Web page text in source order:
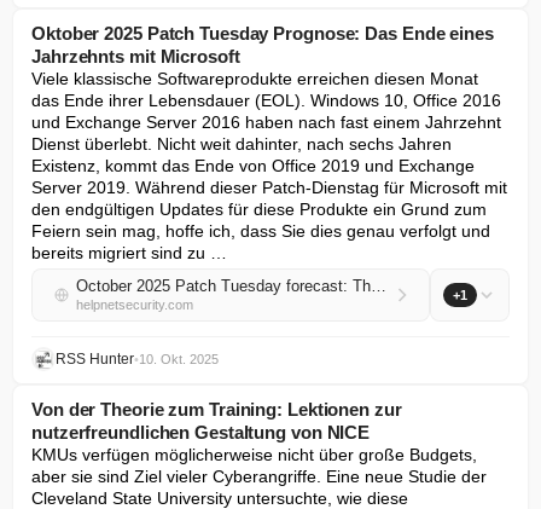
Oktober 2025 Patch Tuesday Prognose: Das Ende eines
Jahrzehnts mit Microsoft
Viele klassische Softwareprodukte erreichen diesen Monat
das Ende ihrer Lebensdauer (EOL). Windows 10, Office 2016
und Exchange Server 2016 haben nach fast einem Jahrzehnt
Dienst überlebt. Nicht weit dahinter, nach sechs Jahren
Existenz, kommt das Ende von Office 2019 und Exchange
Server 2019. Während dieser Patch-Dienstag für Microsoft mit
den endgültigen Updates für diese Produkte ein Grund zum
Feiern sein mag, hoffe ich, dass Sie dies genau verfolgt und
bereits migriert sind zu …
October 2025 Patch Tuesday forecast: The end of a decade with Microsoft
helpnetsecurity.com
+1
RSS Hunter•10. Okt. 2025
Von der Theorie zum Training: Lektionen zur
nutzerfreundlichen Gestaltung von NICE
KMUs verfügen möglicherweise nicht über große Budgets,
aber sie sind Ziel vieler Cyberangriffe. Eine neue Studie der
Cleveland State University untersuchte, wie diese